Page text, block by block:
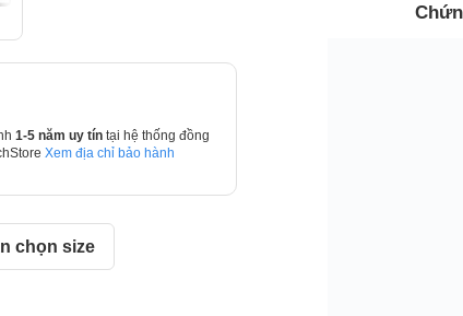
1-5 năm uy tín tại hệ thống đồng
Xem địa chỉ bảo hành
chọn size